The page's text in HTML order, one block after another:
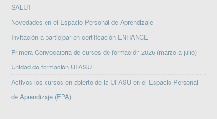
SALUT
Novedades en el Espacio Personal de Aprendizaje
Invitación a participar en certificación ENHANCE
Primera Convocatoria de cursos de formación 2026 (marzo a julio)
Unidad de formación-UFASU
Activos los cursos en abierto de la UFASU en el Espacio Personal
de Aprendizaje (EPA)